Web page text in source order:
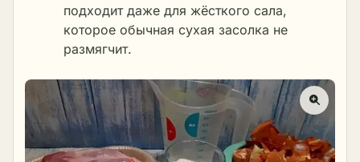
подходит даже для жёсткого сала,
которое обычная сухая засолка не
размягчит.